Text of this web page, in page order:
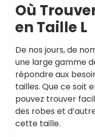
Où
en Taille L
De nos jours, de
une large gamme
répondre aux
tailles. Que ce soit
pouvez trouver
des robes et
cette taille.